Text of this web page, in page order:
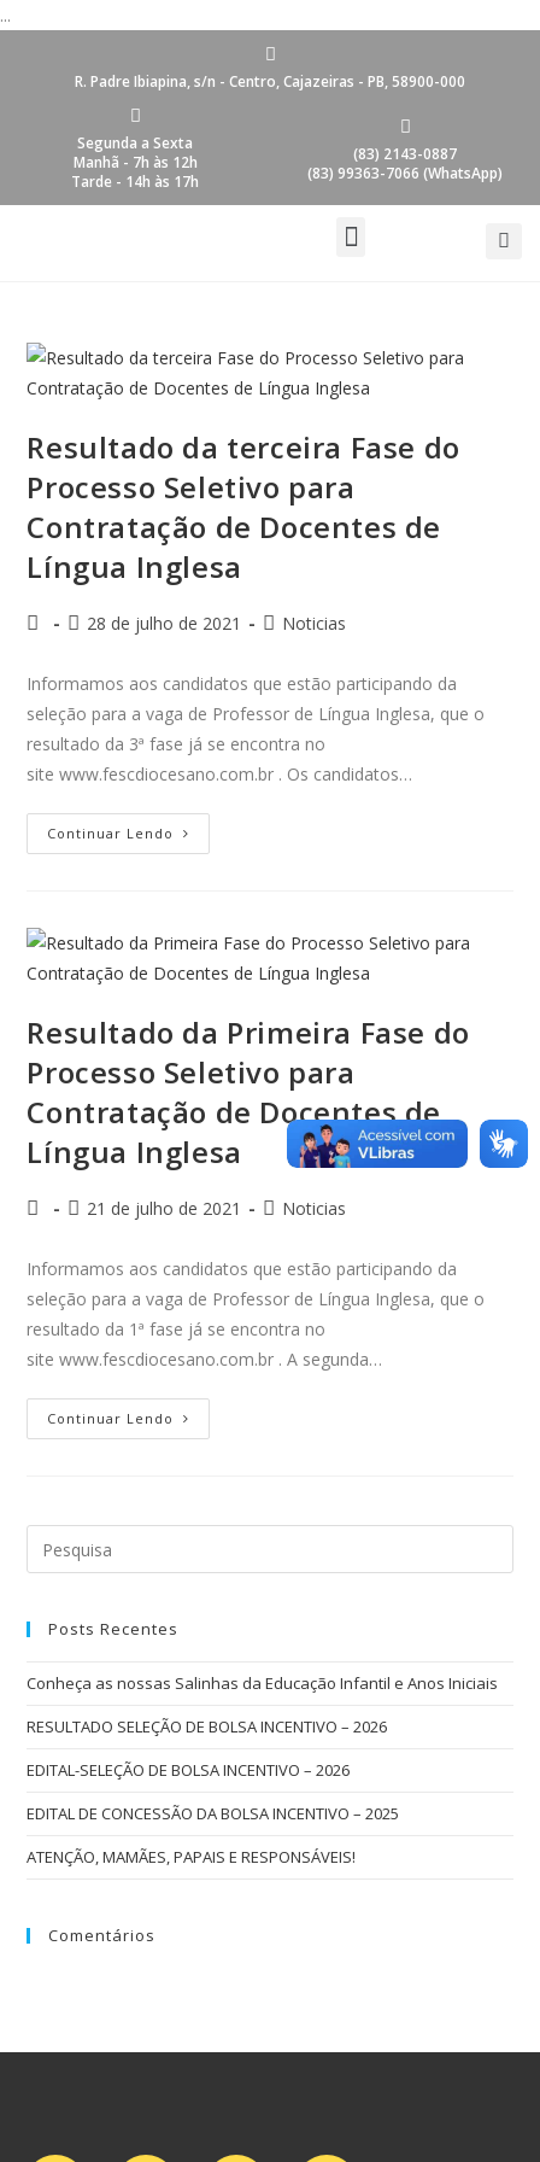
...
R. Padre Ibiapina, s/n - Centro, Cajazeiras - PB, 58900-000
Segunda a Sexta
Manhã - 7h às 12h
Tarde - 14h às 17h
(83) 2143-0887
(83) 99363-7066 (WhatsApp)
Resultado da terceira Fase do
Processo Seletivo para
Contratação de Docentes de
Língua Inglesa
28 de julho de 2021 Noticias
Informamos aos candidatos que estão participando da
seleção para a vaga de Professor de Língua Inglesa, que o
resultado da 3ª fase já se encontra no
site www.fescdiocesano.com.br . Os candidatos…
Continuar Lendo
Resultado da Primeira Fase do
Processo Seletivo para
Contratação de Docentes de
Língua Inglesa
21 de julho de 2021 Noticias
Informamos aos candidatos que estão participando da
seleção para a vaga de Professor de Língua Inglesa, que o
resultado da 1ª fase já se encontra no
site www.fescdiocesano.com.br . A segunda…
Continuar Lendo
Posts Recentes
Conheça as nossas Salinhas da Educação Infantil e Anos Iniciais
RESULTADO SELEÇÃO DE BOLSA INCENTIVO – 2026
EDITAL-SELEÇÃO DE BOLSA INCENTIVO – 2026
EDITAL DE CONCESSÃO DA BOLSA INCENTIVO – 2025
ATENÇÃO, MAMÃES, PAPAIS E RESPONSÁVEIS!
Comentários